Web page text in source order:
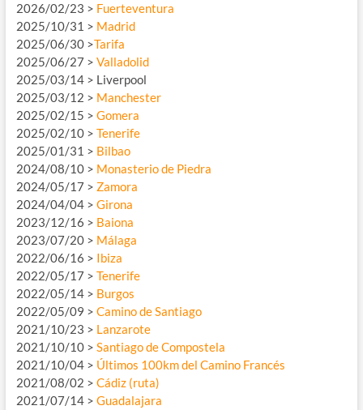
2026/02/23 > Fuerteventura
2025/10/31 > Madrid
2025/06/30 >Tarifa
2025/06/27 > Valladolid
2025/03/14 > Liverpool
2025/03/12 > Manchester
2025/02/15 > Gomera
2025/02/10 > Tenerife
2025/01/31 > Bilbao
2024/08/10 > Monasterio de Piedra
2024/05/17 > Zamora
2024/04/04 > Girona
2023/12/16 > Baiona
2023/07/20 > Málaga
2022/06/16 > Ibiza
2022/05/17 > Tenerife
2022/05/14 > Burgos
2022/05/09 > Camino de Santiago
2021/10/23 > Lanzarote
2021/10/10 > Santiago de Compostela
2021/10/04 > Últimos 100km del Camino Francés
2021/08/02 > Cádiz (ruta)
2021/07/14 > Guadalajara